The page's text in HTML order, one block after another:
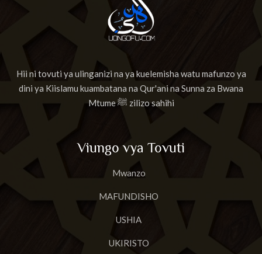
Hii ni tovuti ya ulinganizi na ya kuelemisha watu mafunzo ya
dini ya Kiislamu kuambatana na Qur'ani na Sunna za Bwana
Mtume ﷺ zilizo sahihi
Viungo vya Tovuti
Mwanzo
MAFUNDISHO
USHIA
UKIRISTO